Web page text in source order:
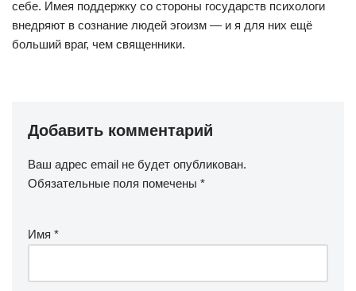
себе. Имея поддержку со стороны государств психологи
внедряют в сознание людей эгоизм — и я для них ещё
больший враг, чем священники.
Добавить комментарий
Ваш адрес email не будет опубликован.
Обязательные поля помечены *
Имя *